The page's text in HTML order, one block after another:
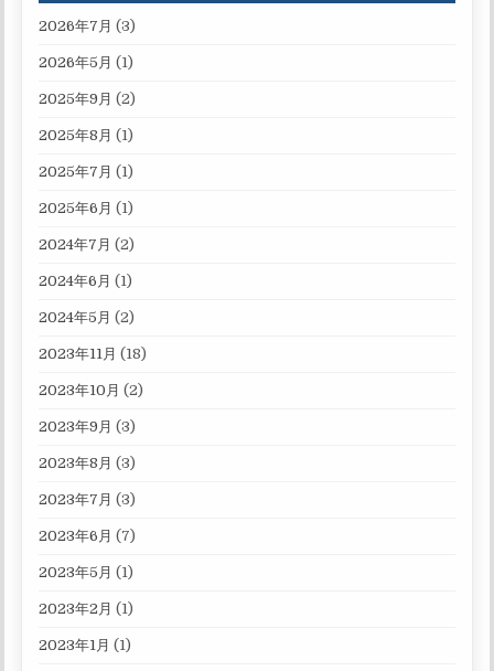
2026年7月 (3)
2026年5月 (1)
2025年9月 (2)
2025年8月 (1)
2025年7月 (1)
2025年6月 (1)
2024年7月 (2)
2024年6月 (1)
2024年5月 (2)
2023年11月 (18)
2023年10月 (2)
2023年9月 (3)
2023年8月 (3)
2023年7月 (3)
2023年6月 (7)
2023年5月 (1)
2023年2月 (1)
2023年1月 (1)